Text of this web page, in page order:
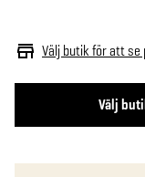
Välj
Välj butik för att se